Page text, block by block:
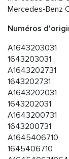
Mercedes-Benz
Numéros
A1643203031
1643203031
A1643202731
1643202731
A1643202031
1643202031
A1643200731
1643200731
A1645406710
1645406710